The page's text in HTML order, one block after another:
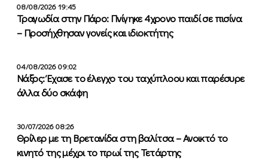
08/08/2026 19:45
Τραγωδία στην Πάρο: Πνίγηκε 4χρονο παιδί σε πισίνα
– Προσήχθησαν γονείς και ιδιοκτήτης
04/08/2026 09:02
Νάξος: Έχασε το έλεγχο του ταχύπλοου και παρέσυρε
άλλα δύο σκάφη
30/07/2026 08:26
Θρίλερ με τη Βρετανίδα στη βαλίτσα – Ανοικτό το
κινητό της μέχρι το πρωί της Τετάρτης